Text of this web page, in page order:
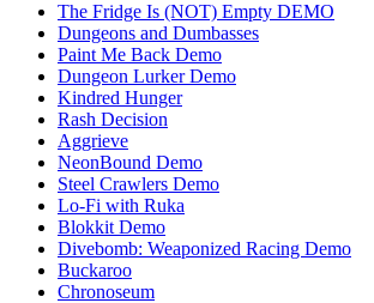
The Fridge Is (NOT) Empty DEMO
Dungeons and Dumbasses
Paint Me Back Demo
Dungeon Lurker Demo
Kindred Hunger
Rash Decision
Aggrieve
NeonBound Demo
Steel Crawlers Demo
Lo-Fi with Ruka
Blokkit Demo
Divebomb: Weaponized Racing Demo
Buckaroo
Chronoseum